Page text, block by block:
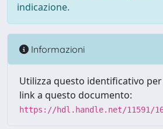
indicazione.
Informazioni
Utilizza questo identificativo
link a questo documento:
https://hdl.handle.net/11591/